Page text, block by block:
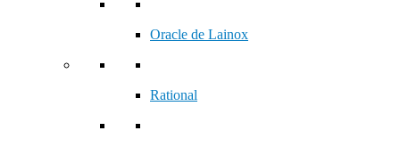
Oracle de Lainox
Rational